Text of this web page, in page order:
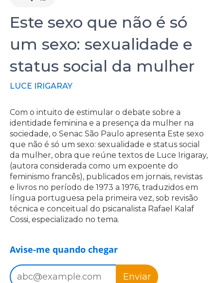
Este sexo que não é só
um sexo: sexualidade e
status social da mulher
LUCE IRIGARAY
Com o intuito de estimular o debate sobre a
identidade feminina e a presença da mulher na
sociedade, o Senac São Paulo apresenta Este sexo
que não é só um sexo: sexualidade e status social
da mulher, obra que reúne textos de Luce Irigaray,
(autora considerada como um expoente do
feminismo francês), publicados em jornais, revistas
e livros no período de 1973 a 1976, traduzidos em
língua portuguesa pela primeira vez, sob revisão
técnica e conceitual do psicanalista Rafael Kalaf
Cossi, especializado no tema.
Avise-me quando chegar
Enviar